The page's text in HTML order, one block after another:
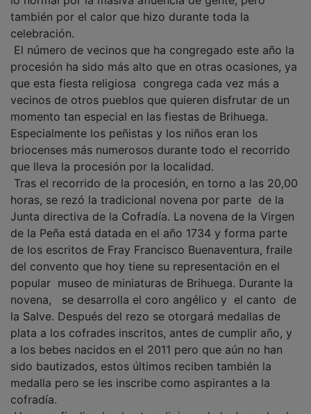
también por el calor que hizo durante toda la
celebración.
El número de vecinos que ha congregado este año la
procesión ha sido más alto que en otras ocasiones, ya
que esta fiesta religiosa congrega cada vez más a
vecinos de otros pueblos que quieren disfrutar de un
momento tan especial en las fiestas de Brihuega.
Especialmente los peñistas y los niños eran los
briocenses más numerosos durante todo el recorrido
que lleva la procesión por la localidad.
Tras el recorrido de la procesión, en torno a las 20,00
horas, se rezó la tradicional novena por parte de la
Junta directiva de la Cofradía. La novena de la Virgen
de la Peña está datada en el año 1734 y forma parte
de los escritos de Fray Francisco Buenaventura, fraile
del convento que hoy tiene su representación en el
popular museo de miniaturas de Brihuega. Durante la
novena, se desarrolla el coro angélico y el canto de
la Salve. Después del rezo se otorgará medallas de
plata a los cofrades inscritos, antes de cumplir año, y
a los bebes nacidos en el 2011 pero que aún no han
sido bautizados, estos últimos reciben también la
medalla pero se les inscribe como aspirantes a la
cofradía.
Una vez finalizado el acto religioso de la Jornada, de